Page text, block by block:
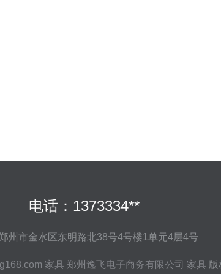
电话：1373334**
州市金水区东明路北38号4号楼1单元4层4号
家具 郑州逸飞电子商务有限公司 家具